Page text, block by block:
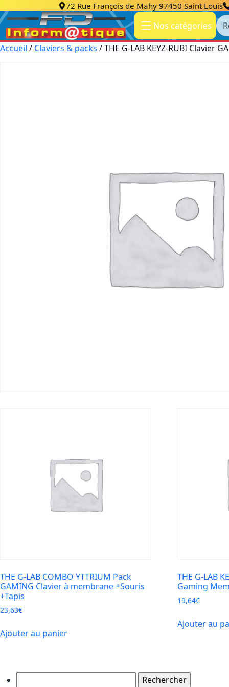
72 Rue François de Mahy 97450 Saint Louis
Nos catégories
Accueil / Claviers & packs / THE G-LAB KEYZ-RUBI Clavier
THE G-LAB COMBO YTTRIUM Pack
GAMING Clavier à membrane +Souris
+Tapis
23,63€
Ajouter au panier
THE G-LAB
Gaming
19,64€
Ajouter au